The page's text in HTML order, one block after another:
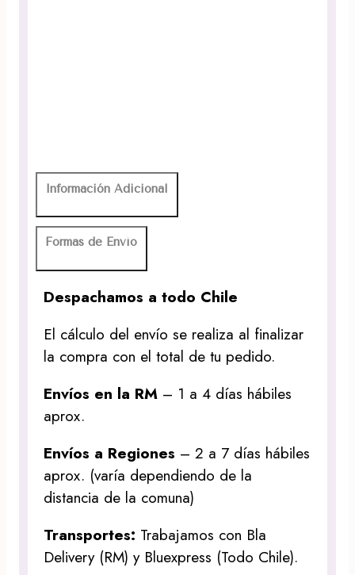
Información Adicional
Formas de Envío
Despachamos a todo Chile
El cálculo del envío se realiza al finalizar
la compra con el total de tu pedido.
Envíos en la RM – 1 a 4 días hábiles
aprox.
Envíos a Regiones – 2 a 7 días hábiles
aprox. (varía dependiendo de la
distancia de la comuna)
Transportes: Trabajamos con Bla
Delivery (RM) y Bluexpress (Todo Chile).